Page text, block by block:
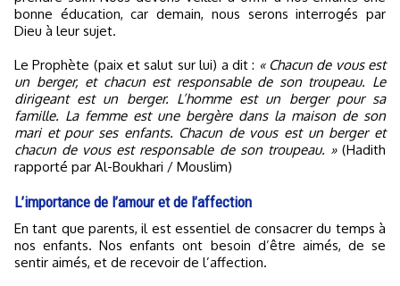
bonne éducation, car demain, nous serons interrogés par
Dieu à leur sujet.
Le Prophète (paix et salut sur lui) a dit : « Chacun de vous est
un berger, et chacun est responsable de son troupeau. Le
dirigeant est un berger. L’homme est un berger pour sa
famille. La femme est une bergère dans la maison de son
mari et pour ses enfants. Chacun de vous est un berger et
chacun de vous est responsable de son troupeau. »(Hadith
rapporté par Al-Boukhari / Mouslim)
L’importance de l’amour et de l’affection
En tant que parents, il est essentiel de consacrer du temps à
nos enfants. Nos enfants ont besoin d’être aimés, de se
sentir aimés, et de recevoir de l’affection.